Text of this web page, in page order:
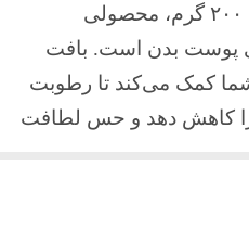
۲۰۰ گرم، محصولی
پوست بدن است. بافت
کمک می‌کند تا رطوبت
کاهش دهد و حس لطافت